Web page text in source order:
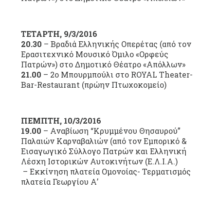
ΤΕΤΑΡΤΗ, 9/3/2016
20.30 – Βραδιά Ελληνικής Οπερέτας (από τον
Ερασιτεχνικό Μουσικό Όμιλο «Ορφεύς
Πατρών») στο Δημοτικό Θέατρο «Απόλλων»
21.00 – 2ο Μπουρμπούλι στο ROYAL Theater-
Bar-Restaurant (πρώην Πτωχοκομείο)
ΠΕΜΠΤΗ, 10/3/2016
19.00 – Αναβίωση “Κρυμμένου Θησαυρού”
Παλαιών Καρναβαλιών (από τον Εμπορικό &
Εισαγωγικό Σύλλογο Πατρών και Ελληνική
Λέσχη Ιστορικών Αυτοκινήτων (Ε.Λ.Ι.Α.)
– Εκκίνηση πλατεία Ομονοίας- Τερματισμός
πλατεία Γεωργίου Α’